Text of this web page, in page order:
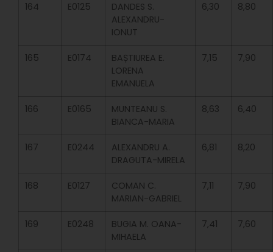
164 E0125
DANDES S.
ALEXANDRU-
IONUT
6,30 8,80
165 E0174
BAȘTIUREA E.
LORENA
EMANUELA
7,15 7,90
166 E0165
MUNTEANU S.
BIANCA-MARIA
8,63 6,40
167 E0244
ALEXANDRU A.
DRAGUTA-MIRELA
6,81 8,20
168 E0127
COMAN C.
MARIAN-GABRIEL
7,11 7,90
169 E0248
BUGIA M. OANA-
MIHAELA
7,41 7,60